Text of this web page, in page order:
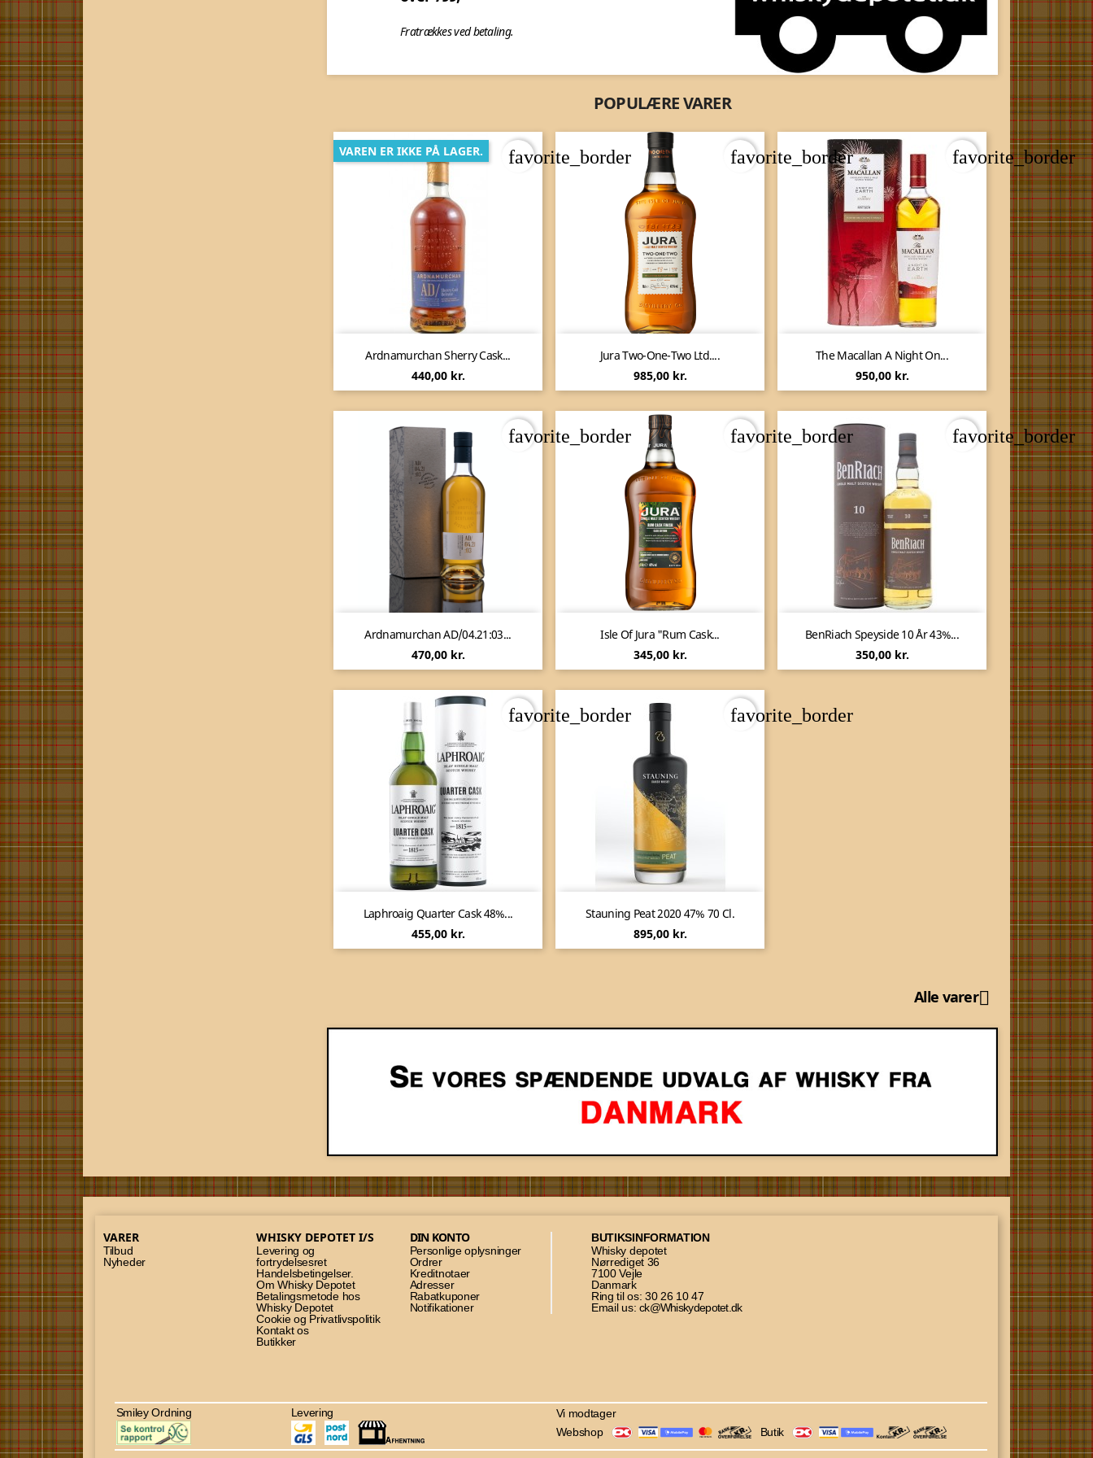
Fratrækkes ved betaling. Pris fra 310 Kr.
POPULÆRE VARER
Ardnamurchan Sherry Cask...
Pris
440,00 kr.
VAREN ER IKKE PÅ LAGER.
 Vis her
favorite_border
Jura Two-One-Two Ltd....
Pris
985,00 kr.
 Vis her
favorite_border
The Macallan A Night On...
Pris
950,00 kr.
 Vis her
favorite_border
Ardnamurchan AD/04.21:03...
Pris
470,00 kr.
 Vis her
favorite_border
Isle Of Jura "Rum Cask...
Pris
345,00 kr.
 Vis her
favorite_border
BenRiach Speyside 10 År 43%...
Pris
350,00 kr.
 Vis her
favorite_border
Laphroaig Quarter Cask 48%...
Pris
455,00 kr.
 Vis her
favorite_border
Stauning Peat 2020 47% 70 Cl.
Pris
895,00 kr.
 Vis her
favorite_border
Alle varer
VARER
Tilbud
Nyheder
WHISKY DEPOTET I/S
Levering og
fortrydelsesret
Handelsbetingelser.
Om Whisky Depotet
Betalingsmetode hos
Whisky Depotet
Cookie og Privatlivspolitik
Kontakt os
Butikker
DIN KONTO
Personlige oplysninger
Ordrer
Kreditnotaer
Adresser
Rabatkuponer
Notifikationer
BUTIKSINFORMATION
Whisky depotet
Nørrediget 36
7100 Vejle
Danmark
Ring til os:30 26 10 47
Email us: ck@Whiskydepotet.dk
Smiley Ordning Levering
Vi modtager
Webshop
Butik